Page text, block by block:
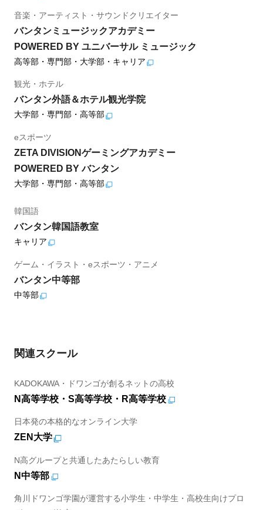
音楽・アーティスト・サウンドクリエイター
バンタンミュージックアカデミー
POWERED BY ユニバーサル ミュージック
高等部・専門部・大学部・キャリア
観光・ホテル
バンタン外語＆ホテル観光学院
大学部・専門部・高等部
eスポーツ
ZETA DIVISIONゲーミングアカデミー
POWERED BY バンタン
大学部・専門部・高等部
韓国語
バンタン韓国語教室
キャリア
ゲーム・イラスト・eスポーツ・アニメ
バンタン中等部
中等部
関連スクール
KADOKAWA・ドワンゴが創るネットの高校
N高等学校・S高等学校・R高等学校
日本発の本格的なオンライン大学
ZEN大学
N高グループと共通したあたらしい教育
N中等部
角川ドワンゴ学園が運営する小学生・中学生・高校生向けプロ